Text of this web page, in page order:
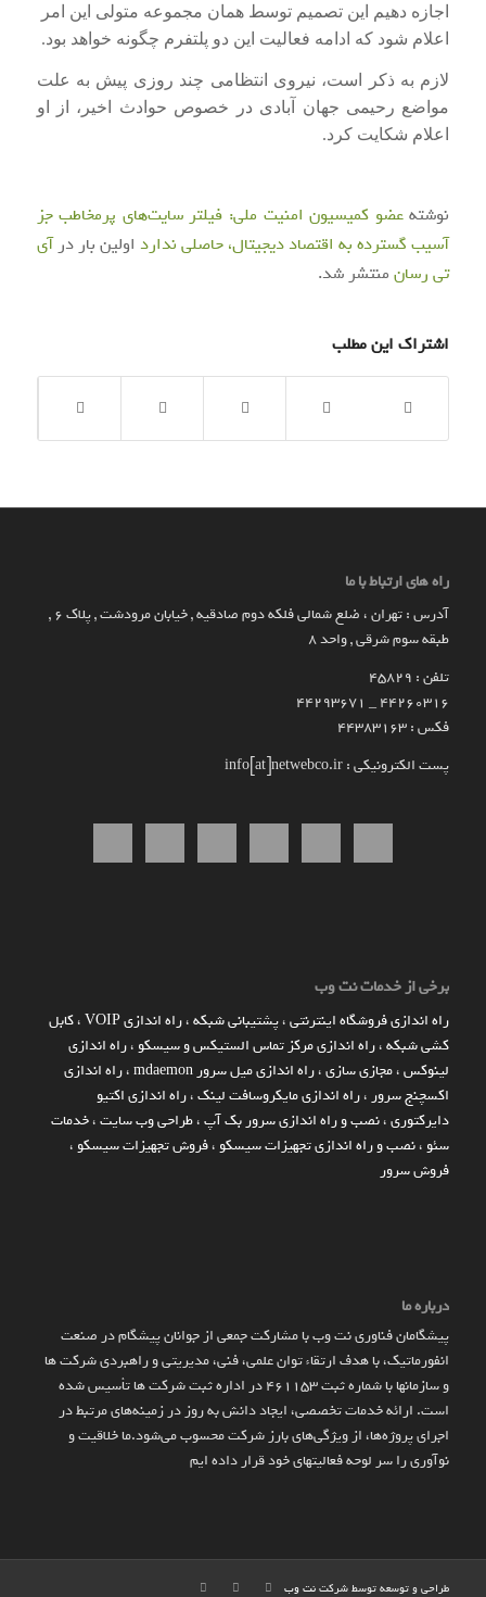
اجازه دهیم این تصمیم توسط همان مجموعه متولی این امر
اعلام شود که ادامه فعالیت این دو پلتفرم چگونه خواهد بود.
لازم به ذکر است، نیروی انتظامی چند روزی پیش به علت
مواضع رحیمی جهان آبادی در خصوص حوادث اخیر، از او
اعلام شکایت کرد.
نوشتهعضو کمیسیون امنیت ملی: فیلتر سایت‌های پرمخاطب جز
آسیب گسترده به اقتصاد دیجیتال، حاصلی ندارد اولین بار درآی‌
تی‌ رسانمنتشر شد.
اشتراک این مطلب
راه های ارتباط با ما
آدرس : تهران ، ضلع شمالی فلکه دوم صادقیه , خیابان مرودشت , پلاک ۶ ,
طبقه سوم شرقی , واحد ۸
تلفن : 45829
۴۴۲۶۰۳۱۶ _ 44293671
فکس : 44383163
پست الکترونیکی : info[at]netwebco.ir
برخی از خدمات نت وب
راه اندازي فروشگاه اينترنتي،پشتیبانی شبکه،راه اندازی VOIP ،کابل
کشی شبکه،راه اندازی مرکز تماس الستیکس و سیسکو ،راه اندازی
لینوکس،مجازی سازی،راه اندازی میل سرور mdaemon ،راه اندازی
اکسچنج سرور ،راه اندازی مایکروسافت لینک،راه اندازی اکتیو
دایرکتوری،نصب و راه اندازی سرور بک آپ،طراحی وب سایت،خدمات
سئو ،نصب و راه اندازی تجهیزات سیسکو ،فروش تجهیزات سیسکو ،
فروش سرور
درباره ما
پیشگامان فناوری نت وب با مشارکت جمعی از جوانان پیشگام در صنعت
انفورماتیک، با هدف ارتقاء توان علمی، فنی، مدیریتی و راهبردی شرکت ها
و سازمان­ها با شماره ثبت 461153 در اداره ثبت شرکت ها تأسیس شده
است. ارائه خدمات تخصصی، ایجاد دانش به‌ روز در زمینه‌های مرتبط در
اجرای پروژه‌ها، از ویژگی‌های بارز شرکت محسوب می‌شود.ما خلاقیت و
نوآوری را سر لوحه فعالیتهای خود قرار داده ایم
طراحی و توسعه توسط شرکتنت وب